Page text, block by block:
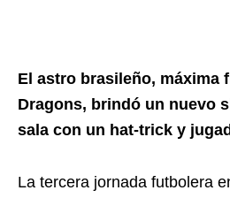
El astro brasileño, máxima
Dragons, brindó un nuevo
sala con un hat-trick y
La tercera jornada futbolera